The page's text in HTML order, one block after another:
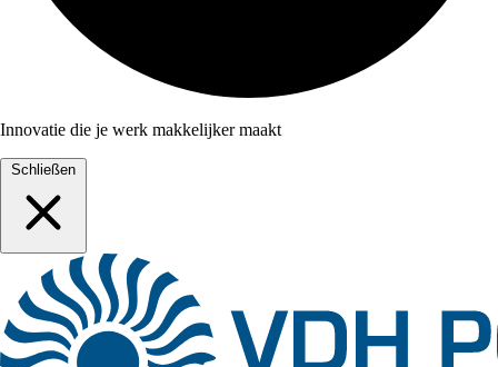
Innovatie die je werk makkelijker maakt
Schließen